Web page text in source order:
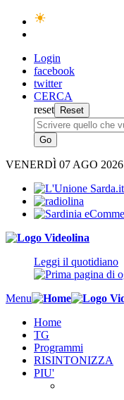
Login
facebook
twitter
CERCA
reset
VENERDÌ 07 AGO 2026
Leggi il quotidiano
Menu
Home
TG
Programmi
RISINTONIZZA
PIU'